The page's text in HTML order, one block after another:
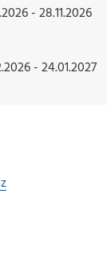
- 28.11.2026
- 24.01.2027